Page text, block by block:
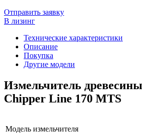
Отправить заявку
В лизинг
Технические характеристики
Описание
Покупка
Другие модели
Измельчитель
Chipper Line 170 MTS
Модель измельчителя